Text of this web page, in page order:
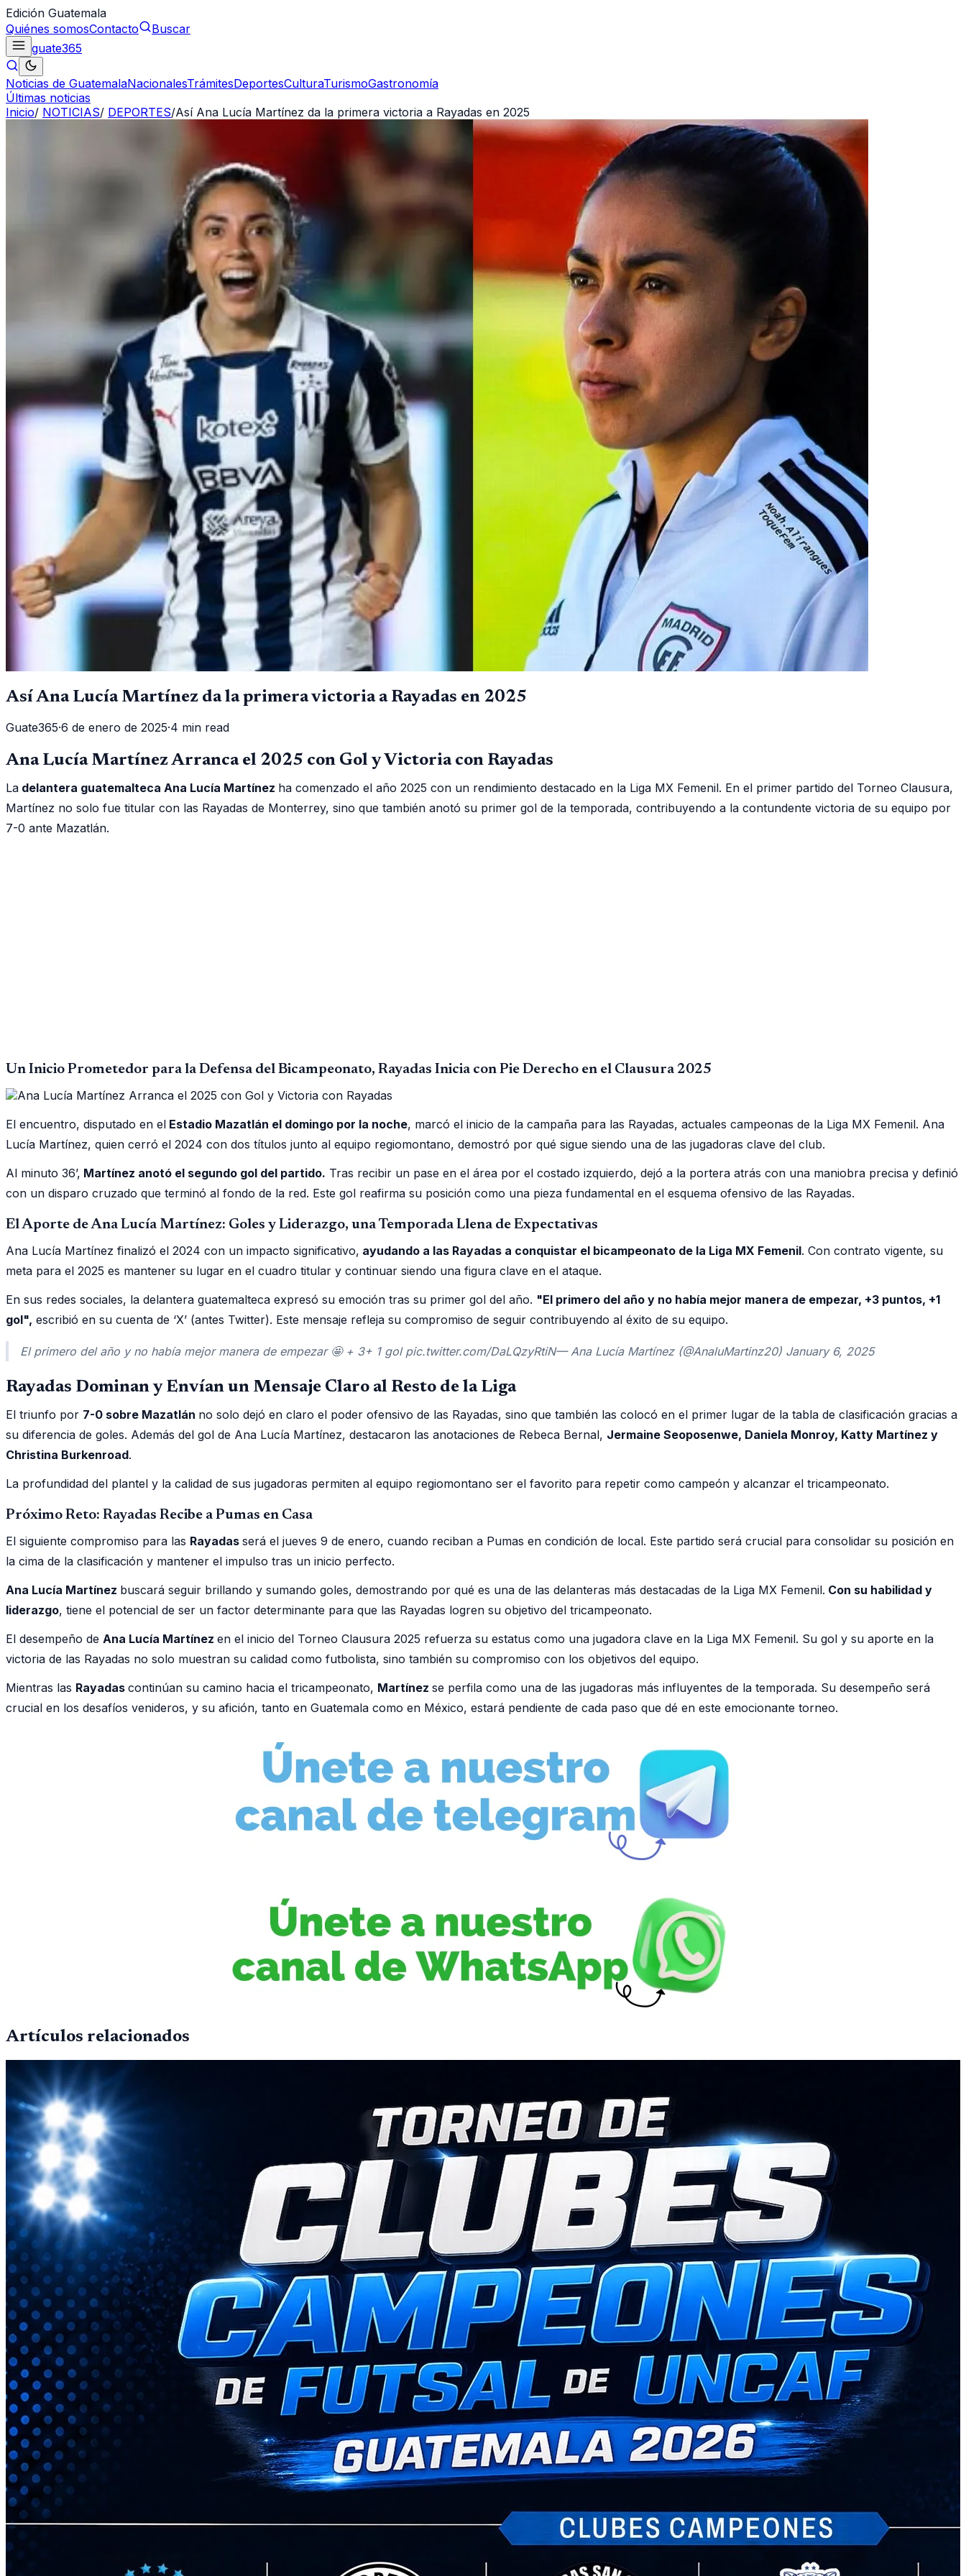
Edición Guatemala
Quiénes somosContacto
Buscar
guate365
Noticias de GuatemalaNacionalesTrámitesDeportesCulturaTurismoGastronomía
Últimas noticias
Inicio/ NOTICIAS/ DEPORTES/Así Ana Lucía Martínez da la primera victoria a Rayadas en 2025
Así Ana Lucía Martínez da la primera victoria a Rayadas en 2025
Guate365·6 de enero de 2025·4 min read
Ana Lucía Martínez Arranca el 2025 con Gol y Victoria con Rayadas
La delantera guatemalteca Ana Lucía Martínez ha comenzado el año 2025 con un rendimiento destacado en la Liga MX Femenil. En el primer partido del Torneo Clausura,
Martínez no solo fue titular con las Rayadas de Monterrey, sino que también anotó su primer gol de la temporada, contribuyendo a la contundente victoria de su equipo por
7-0 ante Mazatlán.
Un Inicio Prometedor para la Defensa del Bicampeonato, Rayadas Inicia con Pie Derecho en el Clausura 2025
El encuentro, disputado en el Estadio Mazatlán el domingo por la noche, marcó el inicio de la campaña para las Rayadas, actuales campeonas de la Liga MX Femenil. Ana
Lucía Martínez, quien cerró el 2024 con dos títulos junto al equipo regiomontano, demostró por qué sigue siendo una de las jugadoras clave del club.
Al minuto 36’, Martínez anotó el segundo gol del partido. Tras recibir un pase en el área por el costado izquierdo, dejó a la portera atrás con una maniobra precisa y definió
con un disparo cruzado que terminó al fondo de la red. Este gol reafirma su posición como una pieza fundamental en el esquema ofensivo de las Rayadas.
El Aporte de Ana Lucía Martínez: Goles y Liderazgo, una Temporada Llena de Expectativas
Ana Lucía Martínez finalizó el 2024 con un impacto significativo, ayudando a las Rayadas a conquistar el bicampeonato de la Liga MX Femenil. Con contrato vigente, su
meta para el 2025 es mantener su lugar en el cuadro titular y continuar siendo una figura clave en el ataque.
En sus redes sociales, la delantera guatemalteca expresó su emoción tras su primer gol del año. "El primero del año y no había mejor manera de empezar, +3 puntos, +1
gol", escribió en su cuenta de ‘X’ (antes Twitter). Este mensaje refleja su compromiso de seguir contribuyendo al éxito de su equipo.
El primero del año y no había mejor manera de empezar 🤩 + 3+ 1 gol pic.twitter.com/DaLQzyRtiN— Ana Lucía Martínez (@AnaluMartinz20) January 6, 2025
Rayadas Dominan y Envían un Mensaje Claro al Resto de la Liga
El triunfo por 7-0 sobre Mazatlán no solo dejó en claro el poder ofensivo de las Rayadas, sino que también las colocó en el primer lugar de la tabla de clasificación gracias a
su diferencia de goles. Además del gol de Ana Lucía Martínez, destacaron las anotaciones de Rebeca Bernal, Jermaine Seoposenwe, Daniela Monroy, Katty Martínez y
Christina Burkenroad.
La profundidad del plantel y la calidad de sus jugadoras permiten al equipo regiomontano ser el favorito para repetir como campeón y alcanzar el tricampeonato.
Próximo Reto: Rayadas Recibe a Pumas en Casa
El siguiente compromiso para las Rayadas será el jueves 9 de enero, cuando reciban a Pumas en condición de local. Este partido será crucial para consolidar su posición en
la cima de la clasificación y mantener el impulso tras un inicio perfecto.
Ana Lucía Martínez buscará seguir brillando y sumando goles, demostrando por qué es una de las delanteras más destacadas de la Liga MX Femenil. Con su habilidad y
liderazgo, tiene el potencial de ser un factor determinante para que las Rayadas logren su objetivo del tricampeonato.
El desempeño de Ana Lucía Martínez en el inicio del Torneo Clausura 2025 refuerza su estatus como una jugadora clave en la Liga MX Femenil. Su gol y su aporte en la
victoria de las Rayadas no solo muestran su calidad como futbolista, sino también su compromiso con los objetivos del equipo.
Mientras las Rayadas continúan su camino hacia el tricampeonato, Martínez se perfila como una de las jugadoras más influyentes de la temporada. Su desempeño será
crucial en los desafíos venideros, y su afición, tanto en Guatemala como en México, estará pendiente de cada paso que dé en este emocionante torneo.
Artículos relacionados